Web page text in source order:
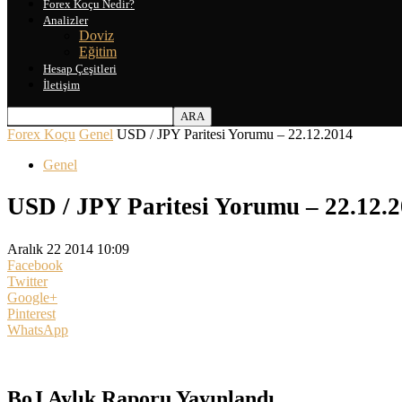
Forex Koçu Nedir?
Analizler
Doviz
Eğitim
Hesap Çeşitleri
İletişim
Forex Koçu Genel USD / JPY Paritesi Yorumu – 22.12.2014
Genel
USD / JPY Paritesi Yorumu –
Aralık 22 2014 10:09
Facebook
Twitter
Google+
Pinterest
WhatsApp